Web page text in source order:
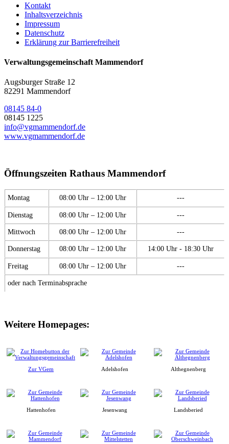
Kontakt
Inhaltsverzeichnis
Impressum
Datenschutz
Erklärung zur Barrierefreiheit
Verwaltungsgemeinschaft Mammendorf
Augsburger Straße 12
82291 Mammendorf
08145 84-0
08145 1225
info@vgmammendorf.de
www.vgmammendorf.de
Öffnungszeiten Rathaus Mammendorf
Montag 08:00 Uhr – 12:00 Uhr ---
Dienstag 08:00 Uhr – 12:00 Uhr ---
Mittwoch 08:00 Uhr – 12:00 Uhr ---
Donnerstag 08:00 Uhr – 12:00 Uhr 14:00 Uhr - 18:30 Uhr
Freitag 08:00 Uhr – 12:00 Uhr ---
oder nach Terminabsprache
Weitere Homepages:
Zur VGem Adelshofen Althegnenberg
Hattenhofen Jesenwang Landsberied